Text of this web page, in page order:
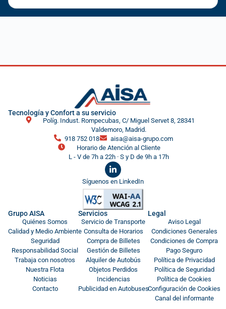
Tecnología y Confort a su servicio
Políg. Indust. Rompecubas, C/ Miguel Servet 8, 28341
Valdemoro, Madrid.
918 752 018
aisa@aisa-grupo.com
Horario de Atención al Cliente
L - V de 7h a 22h · S y D de 9h a 17h
Síguenos en LinkedIn
Grupo AISA
Quiénes Somos
Calidad y Medio Ambiente
Seguridad
Responsabilidad Social
Trabaja con nosotros
Nuestra Flota
Noticias
Contacto
Servicios
Servicio de Transporte
Consulta de Horarios
Compra de Billetes
Gestión de Billetes
Alquiler de Autobús
Objetos Perdidos
Incidencias
Publicidad en Autobuses
Legal
Aviso Legal
Condiciones Generales
Condiciones de Compra
Pago Seguro
Política de Privacidad
Política de Seguridad
Política de Cookies
Configuración de Cookies
Canal del informante